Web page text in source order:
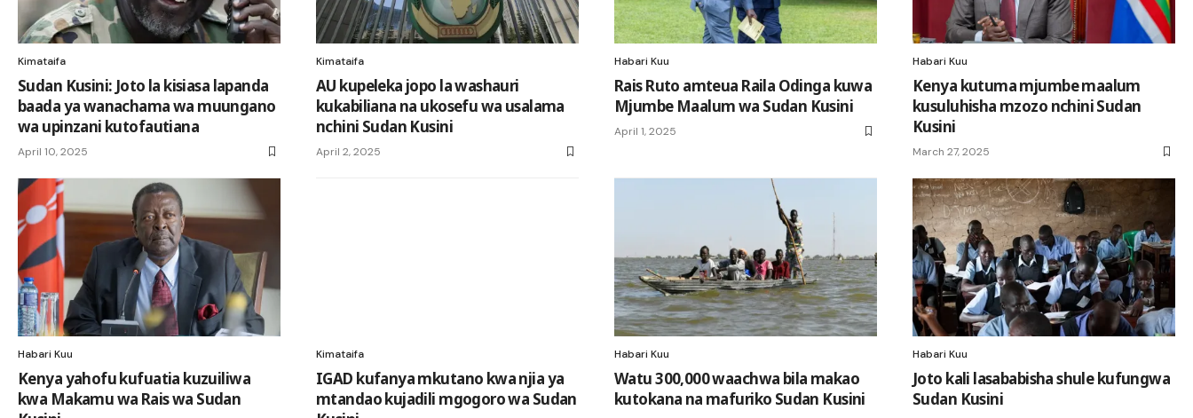
Kimataifa
Sudan Kusini: Joto la kisiasa lapanda
baada ya wanachama wa muungano
wa upinzani kutofautiana
April 10, 2025
Kimataifa
AU kupeleka jopo la washauri
kukabiliana na ukosefu wa usalama
nchini Sudan Kusini
April 2, 2025
Habari Kuu
Rais Ruto amteua Raila Odinga kuwa
Mjumbe Maalum wa Sudan Kusini
April 1, 2025
Habari Kuu
Kenya kutuma mjumbe maalum
kusuluhisha mzozo nchini Sudan
Kusini
March 27, 2025
Habari Kuu
Kenya yahofu kufuatia kuzuiliwa
kwa Makamu wa Rais wa Sudan
Kimataifa
IGAD kufanya mkutano kwa njia ya
mtandao kujadili mgogoro wa Sudan
Habari Kuu
Watu 300,000 waachwa bila makao
kutokana na mafuriko Sudan Kusini
Habari Kuu
Joto kali lasababisha shule kufungwa
Sudan Kusini